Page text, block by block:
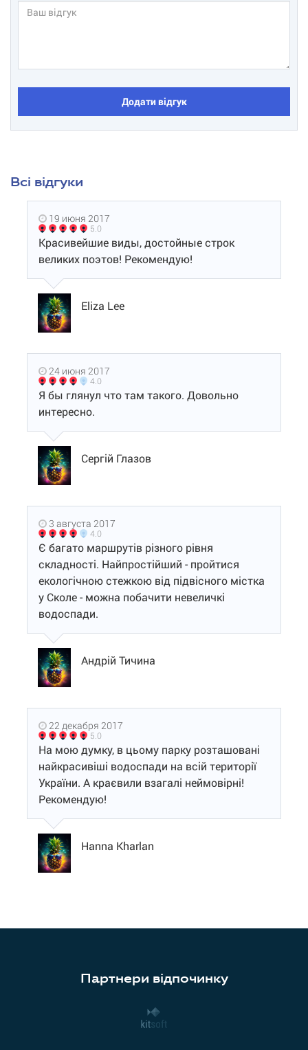
Додати відгук
Всі відгуки
19 июня 2017
5.0
Красивейшие виды, достойные строк
великих поэтов! Рекомендую!
Eliza Lee
24 июня 2017
4.0
Я бы глянул что там такого. Довольно
интересно.
Сергій Глазов
3 августа 2017
4.0
Є багато маршрутів різного рівня
складності. Найпростійший - пройтися
екологічною стежкою від підвісного містка
у Сколе - можна побачити невеличкі
водоспади.
Андрій Тичина
22 декабря 2017
5.0
На мою думку, в цьому парку розташовані
найкрасивіші водоспади на всій території
України. А краєвили взагалі неймовірні!
Рекомендую!
Hanna Kharlan
Партнери відпочинку